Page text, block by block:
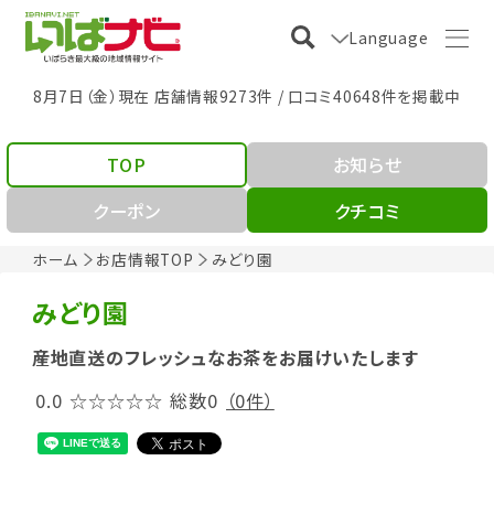
Language
8月7日（金）現在 店舗情報9273件 / 口コミ40648件を掲載中
ホーム お店情報TOP みどり園
TOP
お知らせ
クーポン
クチコミ
みどり園
産地直送のフレッシュなお茶をお届けいたします
0.0 ☆☆☆☆☆ 総数0 （0件）